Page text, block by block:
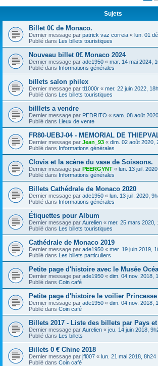
Sujets
Billet 0€ de Monaco.
Dernier message par patrick vaz correia « lun. 01
Publié dans Les billets touristiques
Nouveau billet 0€ Monaco 2024
Dernier message par ade1950 « mar. 14 mai 2024,
Publié dans Informations générales
billets salon philex
Dernier message par tl1000r « mer. 22 juin 2022,
Publié dans Les billets touristiques
billlets a vendre
Dernier message par PEDRITO « sam. 08 août
Publié dans Lieux de vente
FR80-UEBJ-04 - MEMORIAL DE
Dernier message par Jean_93 « dim. 02 août 2020,
Publié dans Informations générales
Clovis et la scène du vase de Soissons.
Dernier message par PEERGYNT « lun. 13 juil.
Publié dans Informations générales
Billets Cathédrale de Monaco 2020
Dernier message par ade1950 « lun. 13 juil. 2020,
Publié dans Informations générales
Étiquettes pour Album
Dernier message par Aurelien « mer. 25 mars 2020,
Publié dans Les billets touristiques
Cathédrale de Monaco 2019
Dernier message par ade1950 « mer. 19 juin 2019,
Publié dans Les billets particuliers
Petite page d'histoire avec le Musée
Dernier message par ade1950 « dim. 04 nov. 2018,
Publié dans Coin café
Petite page d'histoire le voilier
Dernier message par ade1950 « dim. 04 nov. 2018,
Publié dans Coin café
Billets 2017 - Liste des billets par Pays
Dernier message par Aurelien « jeu. 14 juin 2018,
Publié dans Les billets
Billets 0 € Chine 2018
Dernier message par jfl007 « lun. 21 mai 2018, 8h24
Publié dans Coin café